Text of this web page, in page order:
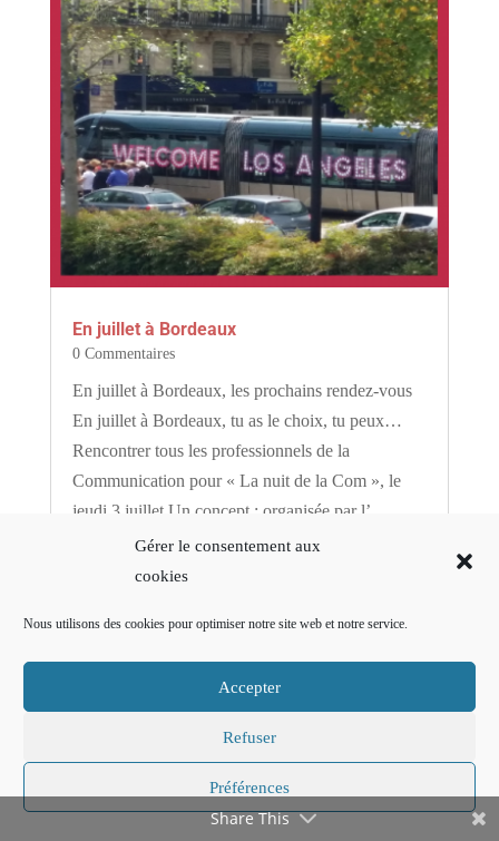
Gérer le consentement aux
cookies
Nous utilisons des cookies pour optimiser notre site web et notre service.
Accepter
Refuser
Préférences
En juillet à Bordeaux
0 Commentaires
En juillet à Bordeaux, les prochains rendez-vous
En juillet à Bordeaux, tu as le choix, tu peux…
Rencontrer tous les professionnels de la
Communication pour « La nuit de la Com », le
jeudi 3 juillet Un concept : organisée par l’
Apacom , tous les…
Share This